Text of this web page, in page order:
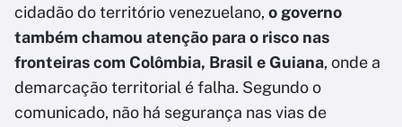
cidadão do território venezuelano, o governo
também chamou atenção para o risco nas
fronteiras com Colômbia, Brasil e Guiana, onde a
demarcação territorial é falha. Segundo o
comunicado, não há segurança nas vias de